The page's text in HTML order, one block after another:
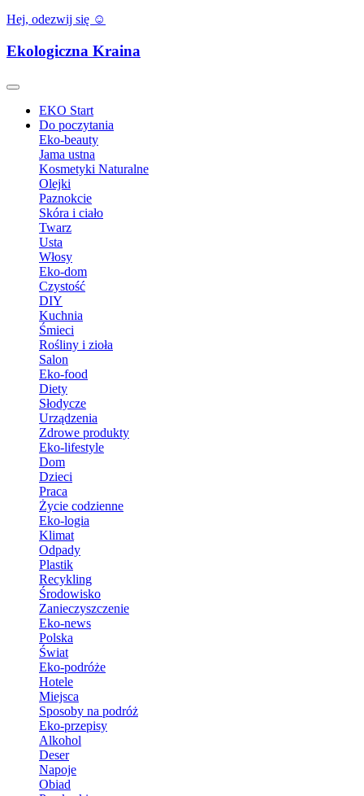
Hej, odezwij się ☺️
Ekologiczna Kraina
EKO Start
Do poczytania
Eko-beauty
Jama ustna
Kosmetyki Naturalne
Olejki
Paznokcie
Skóra i ciało
Twarz
Usta
Włosy
Eko-dom
Czystość
DIY
Kuchnia
Śmieci
Rośliny i zioła
Salon
Eko-food
Diety
Słodycze
Urządzenia
Zdrowe produkty
Eko-lifestyle
Dom
Dzieci
Praca
Życie codzienne
Eko-logia
Klimat
Odpady
Plastik
Recykling
Środowisko
Zanieczyszczenie
Eko-news
Polska
Świat
Eko-podróże
Hotele
Miejsca
Sposoby na podróż
Eko-przepisy
Alkohol
Deser
Napoje
Obiad